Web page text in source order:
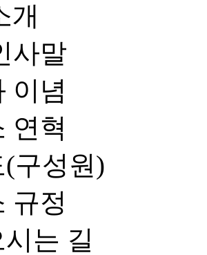
개
사말
이념
연혁
구성원)
규정
는 길